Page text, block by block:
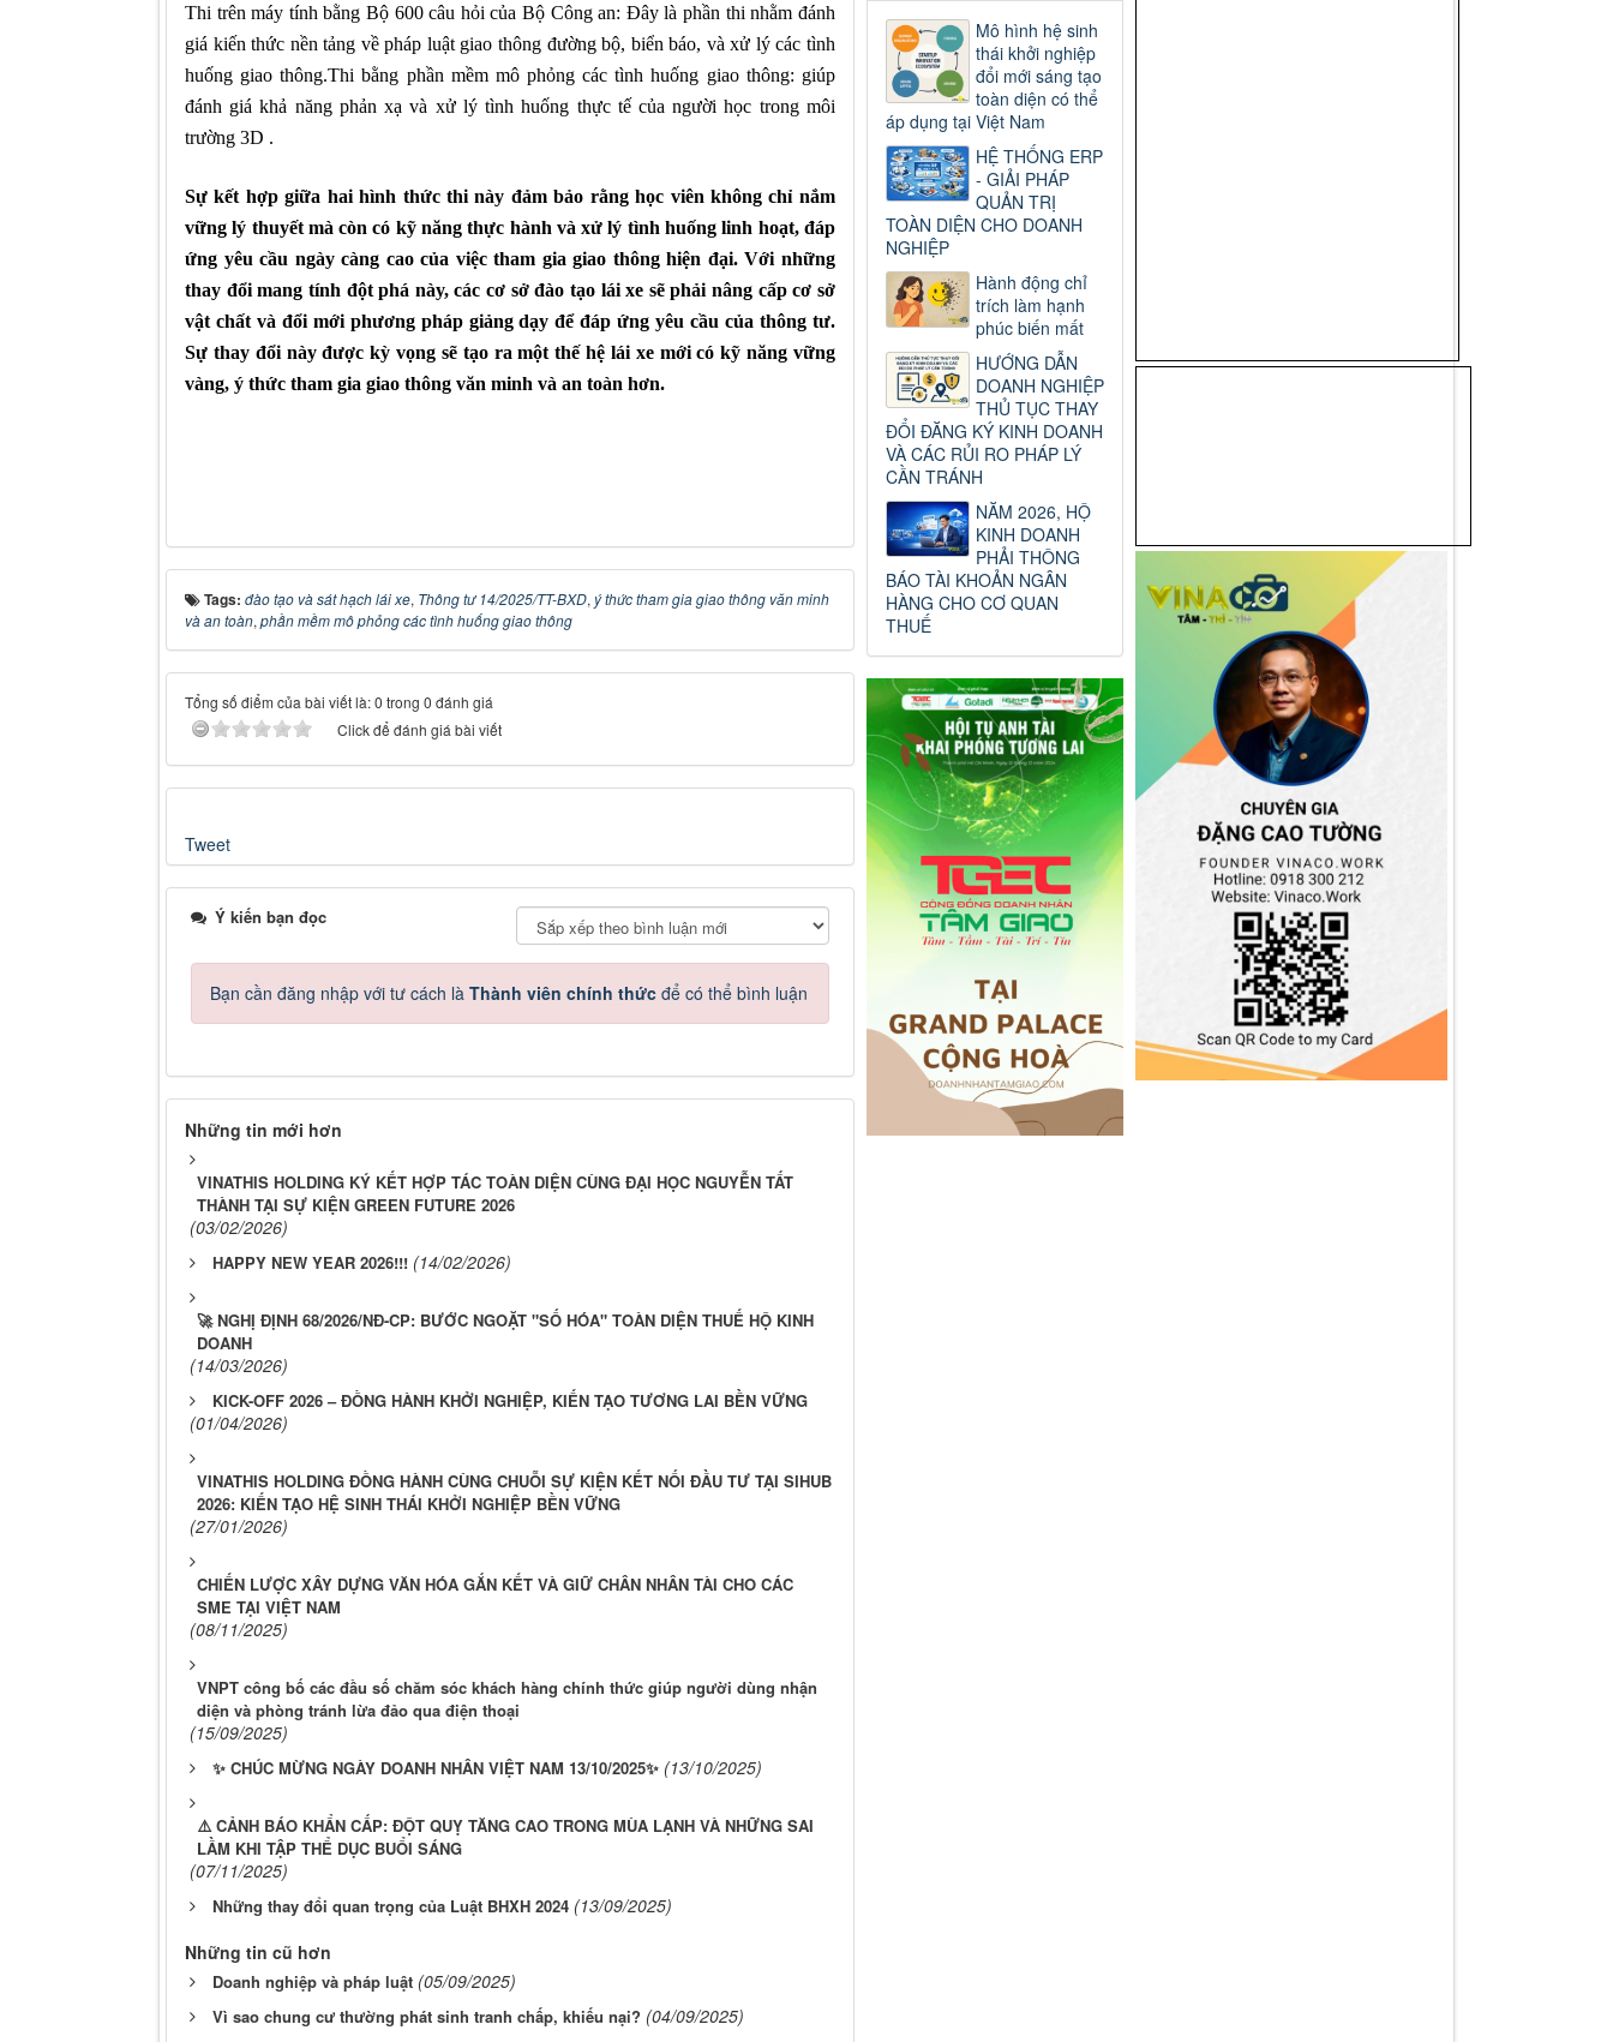
Thi trên máy tính bằng Bộ 600 câu hỏi của Bộ Công an: Đây là phần thi nhằm đánh
giá kiến thức nền tảng về pháp luật giao thông đường bộ, biển báo, và xử lý các tình
huống giao thông.Thi bằng phần mềm mô phỏng các tình huống giao thông: giúp
đánh giá khả năng phản xạ và xử lý tình huống thực tế của người học trong môi
trường 3D .
Sự kết hợp giữa hai hình thức thi này đảm bảo rằng học viên không chỉ nắm
vững lý thuyết mà còn có kỹ năng thực hành và xử lý tình huống linh hoạt, đáp
ứng yêu cầu ngày càng cao của việc tham gia giao thông hiện đại. Với những
thay đổi mang tính đột phá này, các cơ sở đào tạo lái xe sẽ phải nâng cấp cơ sở
vật chất và đổi mới phương pháp giảng dạy để đáp ứng yêu cầu của thông tư.
Sự thay đổi này được kỳ vọng sẽ tạo ra một thế hệ lái xe mới có kỹ năng vững
vàng, ý thức tham gia giao thông văn minh và an toàn hơn.
Tags: đào tạo và sát hạch lái xe, Thông tư 14/2025/TT-BXD, ý thức tham gia giao thông văn minh
và an toàn, phần mềm mô phỏng các tình huống giao thông
Tổng số điểm của bài viết là: 0 trong 0 đánh giá
Click để đánh giá bài viết
Tweet
Ý kiến bạn đọc
Bạn cần đăng nhập với tư cách là Thành viên chính thức để có thể bình luận
Những tin mới hơn
VINATHIS HOLDING KÝ KẾT HỢP TÁC TOÀN DIỆN CÙNG ĐẠI HỌC NGUYỄN TẤT
THÀNH TẠI SỰ KIỆN GREEN FUTURE 2026
(03/02/2026)
HAPPY NEW YEAR 2026!!! (14/02/2026)
🚀 NGHỊ ĐỊNH 68/2026/NĐ-CP: BƯỚC NGOẶT "SỐ HÓA" TOÀN DIỆN THUẾ HỘ KINH
DOANH
(14/03/2026)
KICK-OFF 2026 – ĐỒNG HÀNH KHỞI NGHIỆP, KIẾN TẠO TƯƠNG LAI BỀN VỮNG
(01/04/2026)
VINATHIS HOLDING ĐỒNG HÀNH CÙNG CHUỖI SỰ KIỆN KẾT NỐI ĐẦU TƯ TẠI SIHUB
2026: KIẾN TẠO HỆ SINH THÁI KHỞI NGHIỆP BỀN VỮNG
(27/01/2026)
CHIẾN LƯỢC XÂY DỰNG VĂN HÓA GẮN KẾT VÀ GIỮ CHÂN NHÂN TÀI CHO CÁC
SME TẠI VIỆT NAM
(08/11/2025)
VNPT công bố các đầu số chăm sóc khách hàng chính thức giúp người dùng nhận
diện và phòng tránh lừa đảo qua điện thoại
(15/09/2025)
✨ CHÚC MỪNG NGÀY DOANH NHÂN VIỆT NAM 13/10/2025✨ (13/10/2025)
⚠️ CẢNH BÁO KHẨN CẤP: ĐỘT QUỴ TĂNG CAO TRONG MÙA LẠNH VÀ NHỮNG SAI
LẦM KHI TẬP THỂ DỤC BUỔI SÁNG
(07/11/2025)
Những thay đổi quan trọng của Luật BHXH 2024 (13/09/2025)
Những tin cũ hơn
Doanh nghiệp và pháp luật (05/09/2025)
Vì sao chung cư thường phát sinh tranh chấp, khiếu nại? (04/09/2025)
Mô hình hệ sinh
thái khởi nghiệp
đổi mới sáng tạo
toàn diện có thể
áp dụng tại Việt Nam
HỆ THỐNG ERP
- GIẢI PHÁP
QUẢN TRỊ
TOÀN DIỆN CHO DOANH
NGHIỆP
Hành động chỉ
trích làm hạnh
phúc biến mất
HƯỚNG DẪN
DOANH NGHIỆP
THỦ TỤC THAY
ĐỔI ĐĂNG KÝ KINH DOANH
VÀ CÁC RỦI RO PHÁP LÝ
CẦN TRÁNH
NĂM 2026, HỘ
KINH DOANH
PHẢI THÔNG
BÁO TÀI KHOẢN NGÂN
HÀNG CHO CƠ QUAN
THUẾ